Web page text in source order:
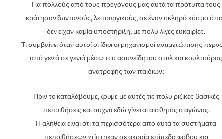
Για πολλούς από τους προγόνους μας αυτά τα πρότυπα τους
κράτησαν ζωντανούς, λειτουργικούς, σε έναν σκληρό κόσμο
δεν είχαν καμία υποστήριξη, με πολύ λίγες ευκαιρίες.
Τι συμβαίνει όταν αυτοί οι ίδιοι οι μηχανισμοί αντιμετώπισης
από γενιά σε γενιά μέσω του ασυνείδητου στυλ και κουλτούρας
ανατροφής των παιδιών;
Πριν το καταλάβουμε, ζούμε με αυτές τις πολύ ριζικές βασικές
πεποιθήσεις και συχνά εδώ γίνεται αισθητός ο αγώνας.
Η αλήθεια είναι ότι τα περισσότερα από αυτά τα συστήματα
πεποιθήσεων χτίστηκαν σε ακραία επίπεδα φόβου και